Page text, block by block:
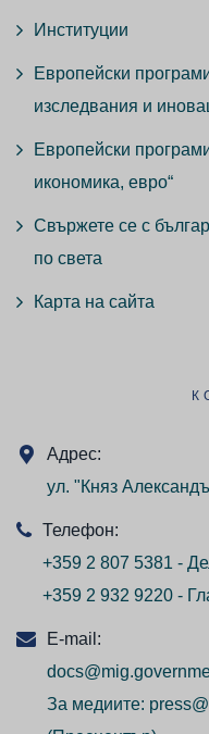
Институции
Европейски
изследвания и
Европейски
икономика, евро“
Свържете се с
по света
Карта на сайта
Адрес:
ул. "Княз
Телефон:
+359 2 807 5381 -
+359 2 932 9220 -
E-mail:
За медиите: